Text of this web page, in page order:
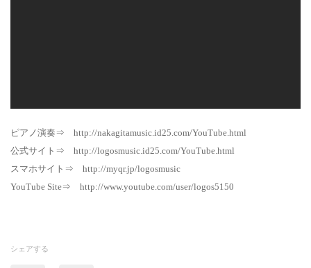
ピアノ演奏⇒ http://nakagitamusic.id25.com/YouTube.html
公式サイト⇒ http://logosmusic.id25.com/YouTube.html
スマホサイト⇒ http://myqr.jp/logosmusic
YouTube Site⇒ http://www.youtube.com/user/logos5150
シェアする